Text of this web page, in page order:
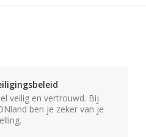
veilig en vertrouwd. Bij
ben je zeker van je